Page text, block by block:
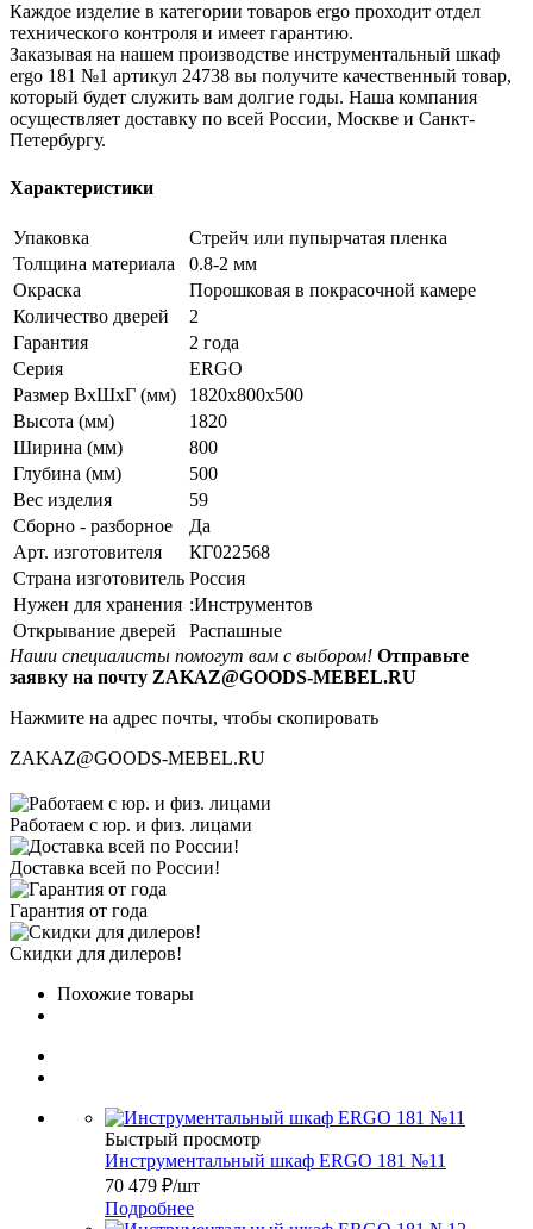
Каждое изделие в категории товаров ergo проходит отдел
технического контроля и имеет гарантию.
Заказывая на нашем производстве инструментальный шкаф
ergo 181 №1 артикул 24738 вы получите качественный товар,
который будет служить вам долгие годы. Наша компания
осуществляет доставку по всей России, Москве и Санкт-
Петербургу.
Характеристики
Упаковка
Стрейч или пупырчатая пленка
Толщина материала
0.8-2 мм
Окраска
Порошковая в покрасочной камере
Количество дверей
2
Гарантия
2 года
Серия
ERGO
Размер ВхШхГ (мм)
1820x800x500
Высота (мм)
1820
Ширина (мм)
800
Глубина (мм)
500
Вес изделия
59
Сборно - разборное
Да
Арт. изготовителя
КГ022568
Страна изготовитель Россия
Нужен для хранения :Инструментов
Открывание дверей
Распашные
Наши специалисты помогут вам с выбором! Отправьте
заявку на почту ZAKAZ@GOODS-MEBEL.RU
Нажмите на адрес почты, чтобы скопировать
ZAKAZ@GOODS-MEBEL.RU
Работаем с юр. и физ. лицами
Доставка всей по России!
Гарантия от года
Скидки для дилеров!
Похожие товары
Быстрый просмотр
Инструментальный шкаф ERGO 181 №11
70 479 ₽/шт
Подробнее